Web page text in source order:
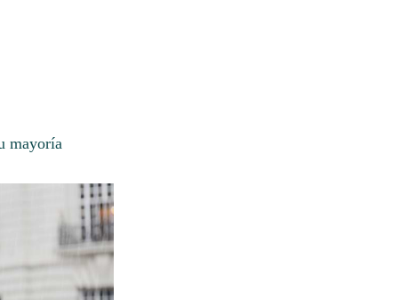
mayoría